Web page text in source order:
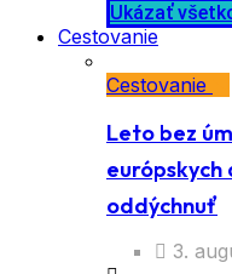
Ukázať
Cestovanie
Cestovanie
Leto bez
oddýchnuť
3.